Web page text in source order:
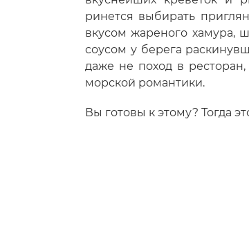
ринется выбирать
вкусом жареного хамура,
соусом у берега
даже не поход в
морской романтики.
Вы готовы к этому? Тогда